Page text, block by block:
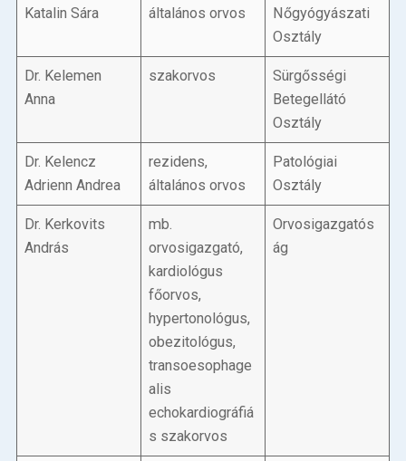
Katalin Sára
általános orvos
Nőgyógyászati
Osztály
Dr. Kelemen
Anna
szakorvos
Sürgősségi
Betegellátó
Osztály
Dr. Kelencz
Adrienn Andrea
rezidens,
általános orvos
Patológiai
Osztály
Dr. Kerkovits
András
mb.
orvosigazgató,
kardiológus
főorvos,
hypertonológus,
obezitológus,
transoesophage
alis
echokardiográfiá
s szakorvos
Orvosigazgatós
ág